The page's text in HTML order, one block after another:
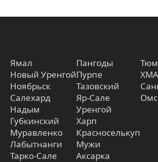
Ямал
Новый Уренгой
Ноябрьск
Салехард
Надым
Губкинский
Муравленко
Лабытнанги
Тарко-Сале
Пангоды
Пурпе
Тазовский
Яр-Сале
Уренгой
Харп
Красноселькуп
Мужи
Аксарка